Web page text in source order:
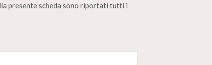
presente scheda sono riportati tutti i